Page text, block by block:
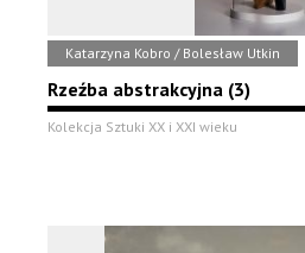
Katarzyna Kobro / Bolesław Utkin
Rzeźba abstrakcyjna (3)
Kolekcja Sztuki XX i XXI wieku